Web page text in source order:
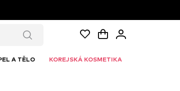
A TĚLO KOREJSKÁ KOSMETIKA